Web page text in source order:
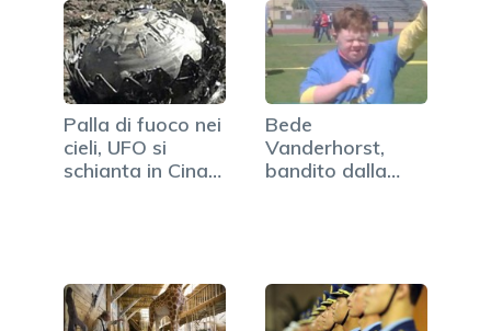
Palla di fuoco nei
cieli, UFO si
schianta in Cina?
Bede
Vanderhorst,
bandito dalla